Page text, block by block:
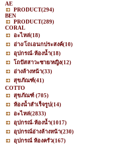
AE
PRODUCT(294)
BEN
PRODUCT(289)
CORAL
อะไหล่(18)
อ่าง/โถเอนกประสงค์(10)
อุปกรณ์-ห้องน้ำ(18)
โถปัสสาวะชาย/หญิง(12)
อ่างล้างหน้า(33)
สุขภัณฑ์(41)
COTTO
สุขภัณฑ์ (705)
ห้องน้ำสำเร็จรูป(14)
อะไหล่(2833)
อุปกรณ์-ห้องน้ำ(1017)
อุปกรณ์อ่างล้างหน้า(230)
อุปกรณ์ ห้องครัว(167)